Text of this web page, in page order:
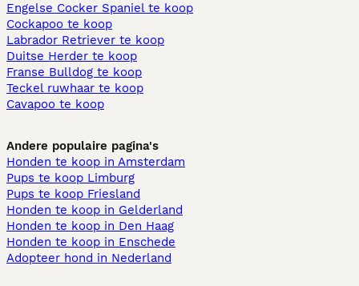
Engelse Cocker Spaniel te koop
Cockapoo te koop
Labrador Retriever te koop
Duitse Herder te koop
Franse Bulldog te koop
Teckel ruwhaar te koop
Cavapoo te koop
Andere populaire pagina's
Honden te koop in Amsterdam
Pups te koop Limburg​
Pups te koop Friesland​
Honden te koop in Gelderland
Honden te koop in Den Haag
Honden te koop in Enschede
Adopteer hond in Nederland